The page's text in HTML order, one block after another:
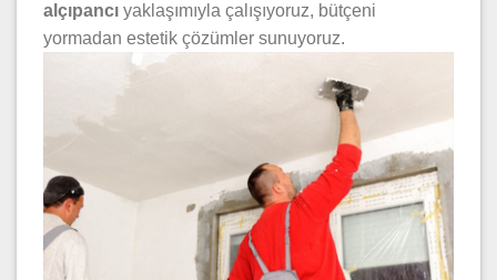
alçıpancı yaklaşımıyla çalışıyoruz, bütçeni
yormadan estetik çözümler sunuyoruz.